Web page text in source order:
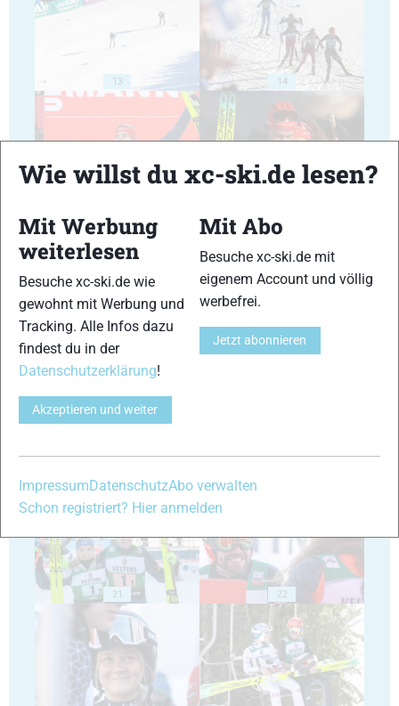
13 14
18
21 22
Wie willst du xc-ski.de lesen?
Mit Werbung
weiterlesen
Besuche xc-ski.de wie
gewohnt mit Werbung und
Tracking. Alle Infos dazu
findest du in der
Datenschutzerklärung!
Akzeptieren und weiter
Mit Abo
Besuche xc-ski.de mit
eigenem Account und völlig
werbefrei.
Jetzt abonnieren
ImpressumDatenschutzAbo verwalten
Schon registriert? Hier anmelden